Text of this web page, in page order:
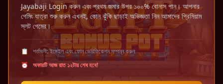
Jayabaji Login করুন এবং প্রথম জমার উপর ১০০% বোনাস পান। আপনার
গেমিং যাত্রা শুরু করুন এখনই, কোন ঝুঁকি ছাড়াই অভিজ্ঞতা নিন আমাদের প্রিমিয়াম
স্লট গেমের।
📋
শর্তাবলী: ইমেইল এবং ফোন ভেরিফিকেশন সম্পন্ন করুন
⏰
অফারটি আজ রাত ১২টায় শেষ হবে!